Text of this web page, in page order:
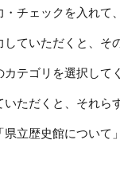
チェックを入れて
ていただくと、そ
テゴリを選択して
ただくと、それら
立歴史館について